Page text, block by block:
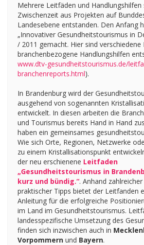
Mehrere Leitfäden und Handlungshilfen
Zwischenzeit aus Projekten auf
Landesebene entstanden. Den Anfang
„Innovativer Gesundheitstourismus in
/ 2011 gemacht. Hier sind verschiedene
branchenbezogene Handlungshilfen
www.dtv-gesundheitstourismus.de/
branchenreports.html).
In Brandenburg wird der
ausgehend von sogenannten
entwickelt. In diesen arbeiten die
und Tourismus bereits Hand in Hand
haben ein gemeinsames
Wie sich Orte, Regionen, Netzwerke
zu einem Kristallisationspunkt
der neu erschienene Leitfaden
„Gesundheitstourismus in
kurz und bündig.“. Anhand
praktischer Tipps bietet der Leitfanden
Anleitung für die erfolgreiche
im Land im Gesundheitstourismus.
landesspezifische Umsetzung des
finden sich inzwischen auch in
Vorpommern und Bayern.